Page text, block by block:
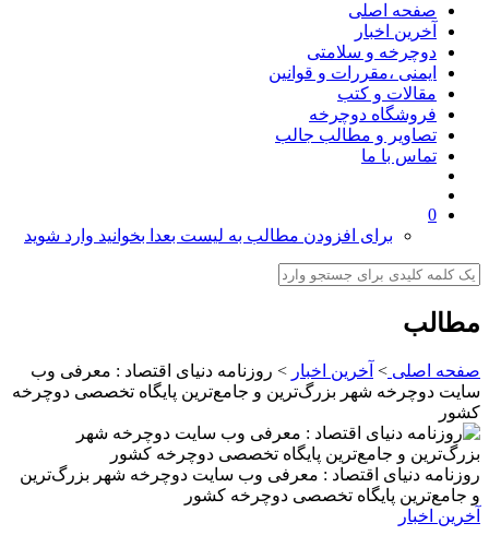
صفحه اصلی
آخرین اخبار
دوچرخه و سلامتی
ایمنی ،مقررات و قوانین
مقالات و کتب
فروشگاه دوچرخه
تصاویر و مطالب جالب
تماس با ما
0
برای افزودن مطالب به لیست بعدا بخوانید وارد شوید
مطالب
صفحه اصلی > آخرین اخبار > روزنامه دنیای اقتصاد : معرفی وب
سایت دوچرخه شهر بزرگ‌ترین و جامع‌ترین پایگاه تخصصی دوچرخه‌
کشور
روزنامه دنیای اقتصاد : معرفی وب سایت دوچرخه شهر بزرگ‌ترین
و جامع‌ترین پایگاه تخصصی دوچرخه‌ کشور
آخرین اخبار